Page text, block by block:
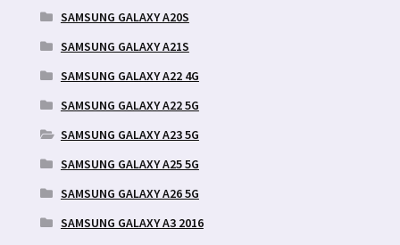
SAMSUNG GALAXY A20S
SAMSUNG GALAXY A21S
SAMSUNG GALAXY A22 4G
SAMSUNG GALAXY A22 5G
SAMSUNG GALAXY A23 5G
SAMSUNG GALAXY A25 5G
SAMSUNG GALAXY A26 5G
SAMSUNG GALAXY A3 2016